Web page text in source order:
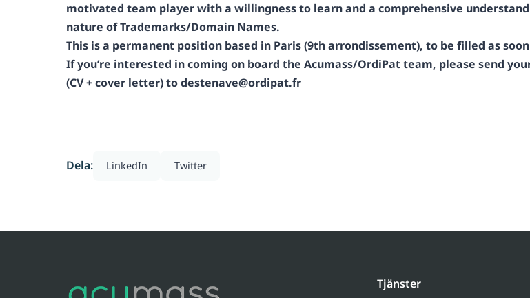
motivated team player with a willingness to learn and a comprehensive
nature of Trademarks/Domain Names.
This is a permanent position based in Paris (9th arrondissement), to be filled as
If you’re interested in coming on board the Acumass/OrdiPat team, please send
(CV + cover letter) to destenave@ordipat.fr
Dela: LinkedIn Twitter
Tjänster